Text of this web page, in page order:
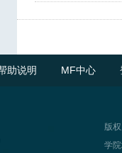
助说明 MF中心
版
学